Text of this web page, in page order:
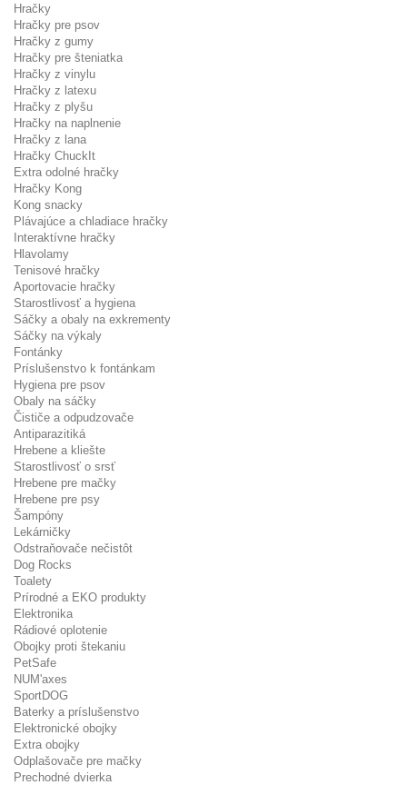
Hračky
Hračky pre psov
Hračky z gumy
Hračky pre šteniatka
Hračky z vinylu
Hračky z latexu
Hračky z plyšu
Hračky na naplnenie
Hračky z lana
Hračky ChuckIt
Extra odolné hračky
Hračky Kong
Kong snacky
Plávajúce a chladiace hračky
Interaktívne hračky
Hlavolamy
Tenisové hračky
Aportovacie hračky
Starostlivosť a hygiena
Sáčky a obaly na exkrementy
Sáčky na výkaly
Fontánky
Príslušenstvo k fontánkam
Hygiena pre psov
Obaly na sáčky
Čističe a odpudzovače
Antiparazitiká
Hrebene a kliešte
Starostlivosť o srsť
Hrebene pre mačky
Hrebene pre psy
Šampóny
Lekárničky
Odstraňovače nečistôt
Dog Rocks
Toalety
Prírodné a EKO produkty
Elektronika
Rádiové oplotenie
Obojky proti štekaniu
PetSafe
NUM'axes
SportDOG
Baterky a príslušenstvo
Elektronické obojky
Extra obojky
Odplašovače pre mačky
Prechodné dvierka